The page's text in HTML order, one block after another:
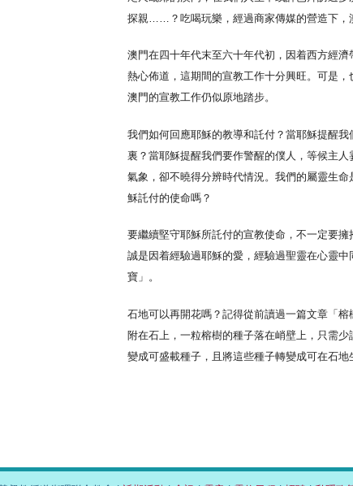
探親……？吃喝玩樂，經過商家傳媒的營造下，
澳門在四十年代末至六十年代初，因着西方經
熱心佈道，這期間的宣教工作十分興旺。可是
澳門的宣教工作仍似原地踏步。
我們如何回應耶穌的教導和託付？當耶穌提醒
裏？當耶穌提醒我們要作警醒的僕人，等候主
氣象，卻不曉得分辨時代情況。我們的屬靈生
穌託付的使命嗎？
要繼續堅守耶穌所託付的宣教使命，不一定要
誠是因着經驗過耶穌的愛，經驗過聖靈在心靈
寶」。
石地可以再開花嗎？記得從前讀過一篇文章「
附在石上，一粒榕樹的種子落在峭壁上，只需
變成可盛載種子，且將這些種子轉變成可在石地